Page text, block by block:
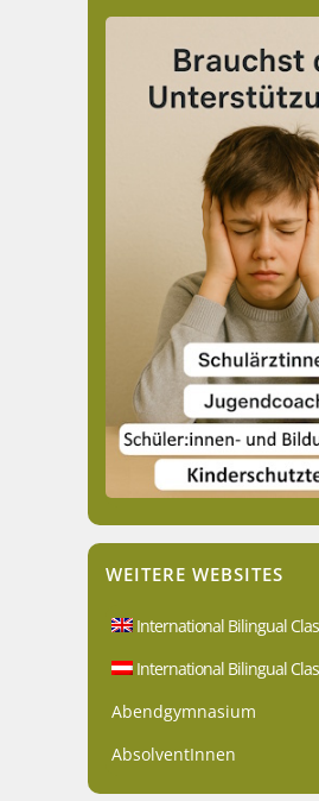
WEITERE WEBSITES
International Bilingual
International Bilingual
Abendgymnasium
AbsolventInnen